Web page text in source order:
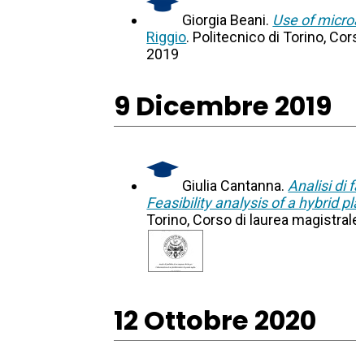
Giorgia Beani. Use of
Riggio. Politecnico di Torino,
2019
9 Dicembre 2019
Giulia Cantanna.Analisi di
Feasibility analysis of a hybrid
Torino, Corso di laurea
12 Ottobre 2020